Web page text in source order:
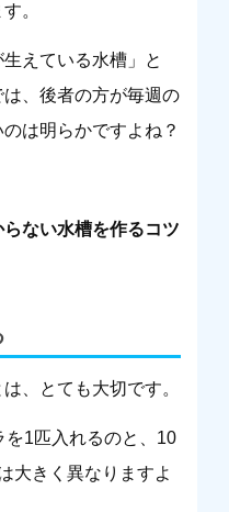
。
えている水槽」と
は、後者の方が毎週の
は明らかですよね？
ない水槽を作るコツ
は、とても大切です。
1匹入れるのと、10
大きく異なりますよ